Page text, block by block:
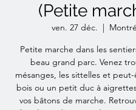
(Petite
ven. 27 déc.
  |
Petite marche dans les
beau grand parc. Venez
mésanges, les sittelles et
bois ou un petit duc à
vos bâtons de marche.